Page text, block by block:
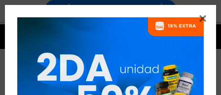

TENTACIONES DE LAS VACACIONES
VER TODAS LAS ENTRADAS